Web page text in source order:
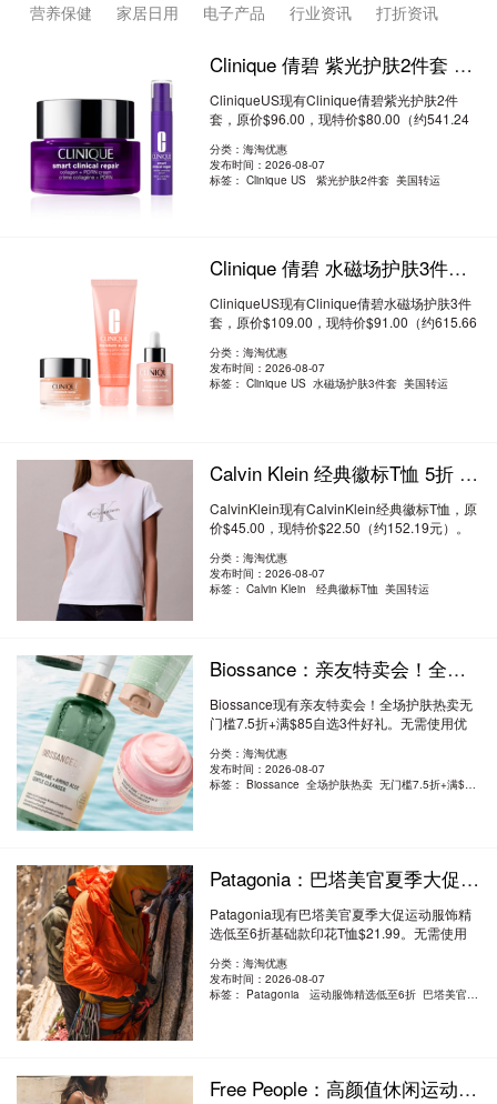
营养保健
家居日用 电子产品 行业资讯 打折资讯
Clinique 倩碧 紫光护肤2件套 8.3折 $80（约541.24元）
CliniqueUS现有Clinique倩碧紫光护肤2件
套，原价$96.00，现特价$80.00（约541.24
分类：海淘优惠
发布时间：2026-08-07
标签：Clinique US 紫光护肤2件套 美国转运
Clinique 倩碧 水磁场护肤3件套 8.3折 $91（约615.66元）
CliniqueUS现有Clinique倩碧水磁场护肤3件
套，原价$109.00，现特价$91.00（约615.66
分类：海淘优惠
发布时间：2026-08-07
标签：Clinique US 水磁场护肤3件套 美国转运
Calvin Klein 经典徽标T恤 5折 $22.5（约152.19元）
CalvinKlein现有CalvinKlein经典徽标T恤，原
价$45.00，现特价$22.50（约152.19元）。
分类：海淘优惠
发布时间：2026-08-07
标签：Calvin Klein 经典徽标T恤 美国转运
Biossance：亲友特卖会！全场护肤热卖 无门槛7.5折+满$85自选3件好礼
Biossance现有亲友特卖会！全场护肤热卖无
门槛7.5折+满$85自选3件好礼。无需使用优
分类：海淘优惠
发布时间：2026-08-07
标签：Biossance 全场护肤热卖 无门槛7.5折+满$85自选3件好礼
Patagonia：巴塔美官夏季大促 运动服饰精选低至6折 基础款印花T恤$21.99
Patagonia现有巴塔美官夏季大促运动服饰精
选低至6折基础款印花T恤$21.99。无需使用
分类：海淘优惠
发布时间：2026-08-07
标签： Patagonia 运动服饰精选低至6折 巴塔美官夏季大促
Free People：高颜值休闲运动风来袭 首单9折